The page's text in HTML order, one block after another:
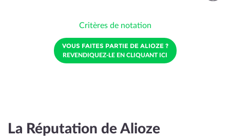
Critères de notation
VOUS FAITES PARTIE DE ALIOZE ?
REVENDIQUEZ-LE EN CLIQUANT ICI
La Réputation de Alioze